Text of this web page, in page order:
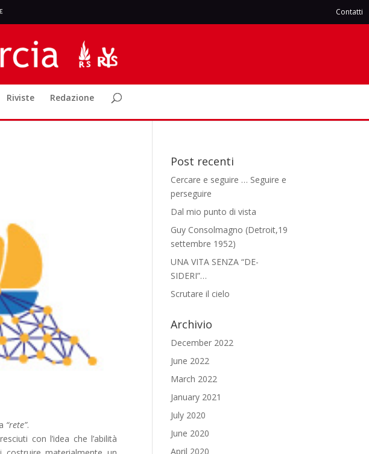
Contatti
Riviste Redazione
“rete”.
con l’idea che l’abilità
Post recenti
Cercare e seguire … Seguire e
perseguire
Dal mio punto di vista
Guy Consolmagno (Detroit,19
settembre 1952)
UNA VITA SENZA “DE-
SIDERI”…
Scrutare il cielo
Archivio
December 2022
June 2022
March 2022
January 2021
July 2020
June 2020
April 2020